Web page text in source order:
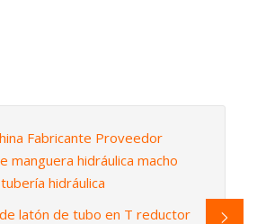
Fabricante Proveedor
manguera hidráulica macho
hidráulica
latón de tubo en T reductor